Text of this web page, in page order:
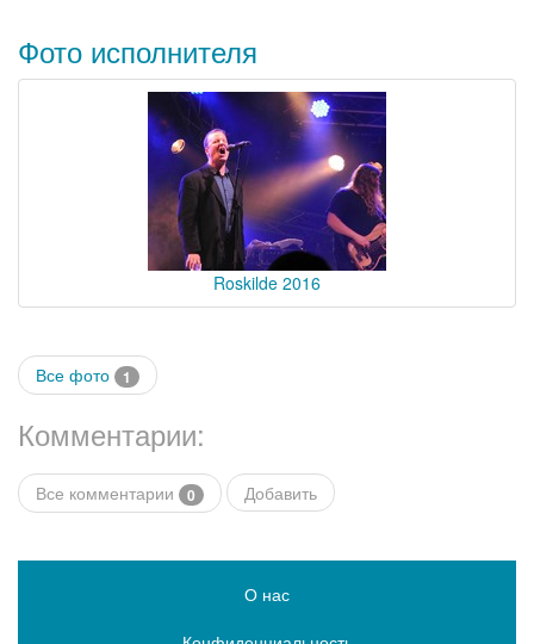
Фото исполнителя
Roskilde 2016
Все фото 1
Комментарии:
Все комментарии 0 Добавить
О нас